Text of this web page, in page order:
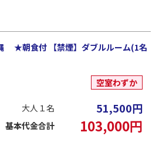
★朝食付 【禁煙】ダブルルーム(1名
空室わずか
大人１名 51,500円
基本代金合計 103,000円